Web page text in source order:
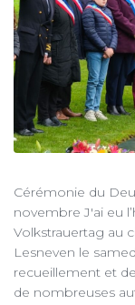
Cérémonie du
novembre J'ai eu
Volkstrauertag au
Lesneven le
recueillement et
de nombreuses